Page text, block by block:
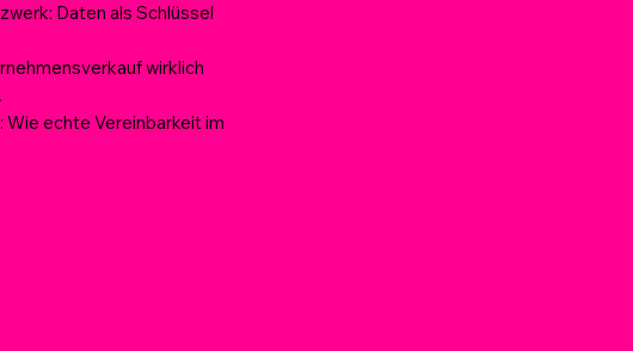
Daten als Schlüssel
wirklich
echte Vereinbarkeit im